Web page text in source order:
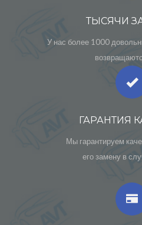
ТЫСЯЧИ
У нас более 1000
ГАРАНТИЯ
Мы гарантируем
его замену в